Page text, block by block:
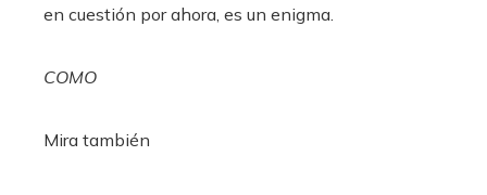
en cuestión por ahora, es un enigma.
COMO
Mira también